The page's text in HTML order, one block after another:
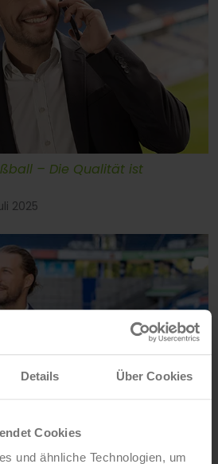
Details Über Cookies
Cookies
und ähnliche Technologien, um
– Die Qualität ist
2025